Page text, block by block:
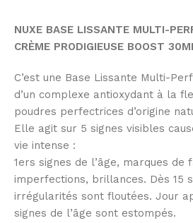
NUXE BASE LISSANTE MULTI-
CRÈME PRODIGIEUSE BOOST
C’est une Base Lissante Multi-
d’un complexe antioxydant à la
poudres perfectrices d’origine
Elle agit sur 5 signes visibles
vie intense :
1ers signes de l’âge, marques de
imperfections, brillances. Dès 15
irrégularités sont floutées. Jour
signes de l’âge sont estompés.